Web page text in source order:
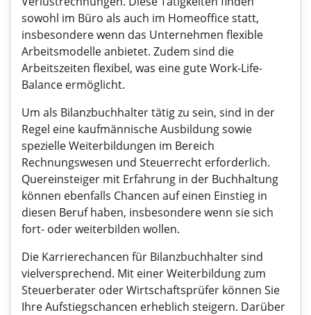
sowohl im Büro als auch im Homeoffice statt,
insbesondere wenn das Unternehmen flexible
Arbeitsmodelle anbietet. Zudem sind die
Arbeitszeiten flexibel, was eine gute Work-Life-
Balance ermöglicht.
Um als Bilanzbuchhalter tätig zu sein, sind in der
Regel eine kaufmännische Ausbildung sowie
spezielle Weiterbildungen im Bereich
Rechnungswesen und Steuerrecht erforderlich.
Quereinsteiger mit Erfahrung in der Buchhaltung
können ebenfalls Chancen auf einen Einstieg in
diesen Beruf haben, insbesondere wenn sie sich
fort- oder weiterbilden wollen.
Die Karrierechancen für Bilanzbuchhalter sind
vielversprechend. Mit einer Weiterbildung zum
Steuerberater oder Wirtschaftsprüfer können Sie
Ihre Aufstiegschancen erheblich steigern. Darüber